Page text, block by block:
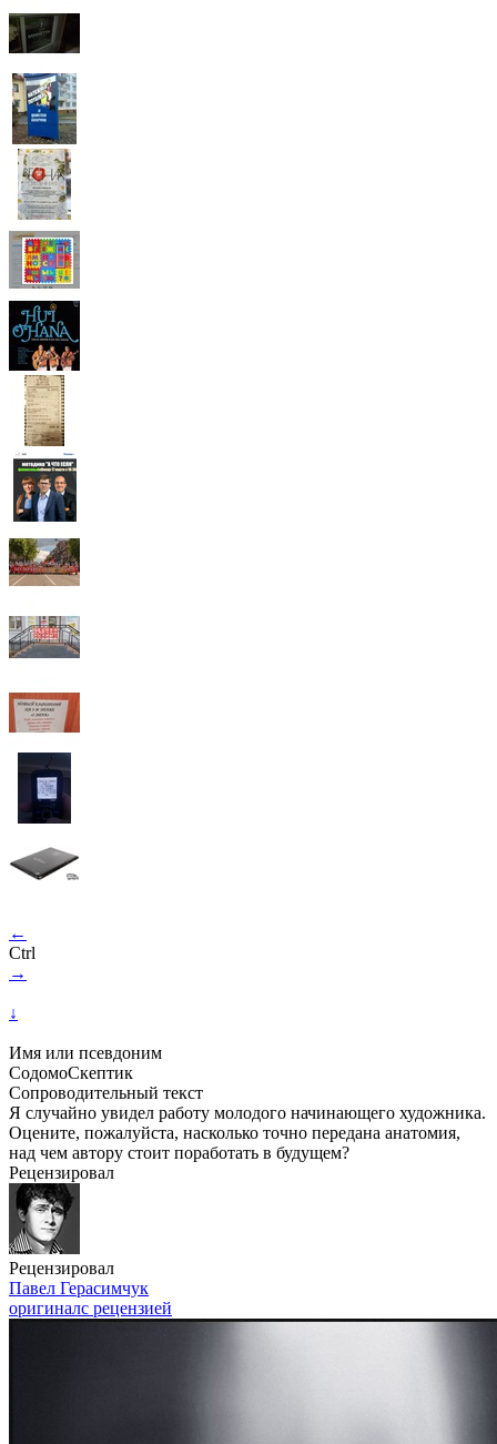
←
Ctrl
→
↓
Имя или псевдоним
СодомоСкептик
Сопроводительный текст
Я случайно увидел работу молодого начинающего художника.
Оцените, пожалуйста, насколько точно передана анатомия,
над чем автору стоит поработать в будущем?
Рецензировал
Рецензировал
Павел Герасимчук
оригиналс рецензией